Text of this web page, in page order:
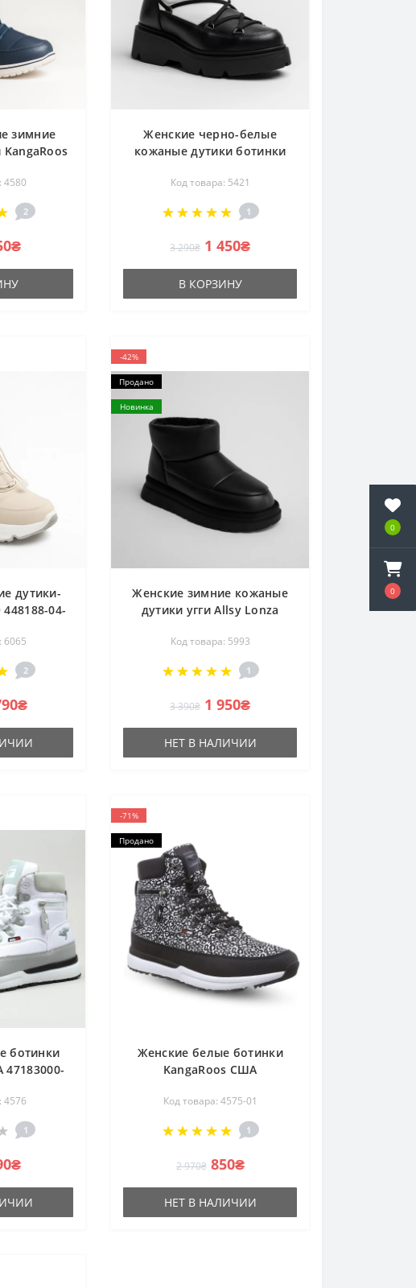
0
0
зимние
36
4580
2
Женские черно-белые
кожаные дутики ботинки
5421 для зимнего отдыха и
туризма из натуральной
кожи от польского бренда
Код товара: 5421
1
3 290₴ 1 450₴
В КОРЗИНУ
дутики-
04-
из меха
бренда
6065
2
-42%
Продано
Новинка
Женские зимние кожаные
дутики угги Allsy Lonza
черные
Код товара: 5993
1
3 390₴ 1 950₴
НЕТ В НАЛИЧИИ
ботинки
4576
1
-71%
Продано
Женские белые ботинки
KangaRoos США
4575
Код товара: 4575-01
1
2 970₴ 850₴
НЕТ В НАЛИЧИИ